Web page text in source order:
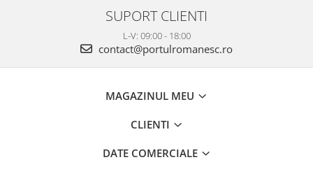
SUPORT CLIENTI
L-V: 09:00 - 18:00
contact@portulromanesc.ro
MAGAZINUL MEU
CLIENTI
DATE COMERCIALE